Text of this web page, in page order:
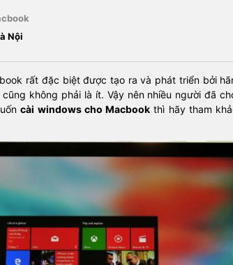
Nội
rất đặc biệt được tạo ra và phát triển bởi
không phải là ít. Vậy nên nhiều người đã
cài windows cho Macbook thì hãy tham